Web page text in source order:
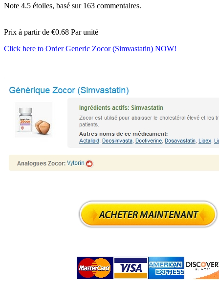
Note 4.5 étoiles, basé sur 163 commentaires.
Prix à partir de €0.68 Par unité
Click here to Order Generic Zocor (Simvastatin) NOW!